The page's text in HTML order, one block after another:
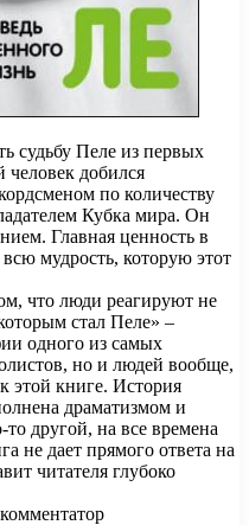
судьбу Пеле из первых
добился
по количеству
Кубка мира. Он
Главная ценность в
мудрость, которую этот
что люди реагируют не
стал Пеле» –
одного из самых
но и людей вообще,
этой книге. История
драматизмом и
другой, на все времена
не дает прямого ответа на
читателя глубоко